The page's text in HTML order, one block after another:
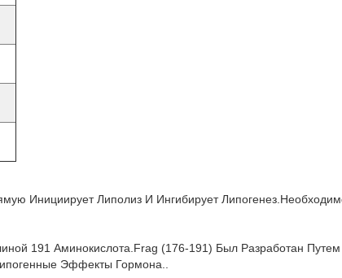
Инициирует Липолиз И Ингибирует
191 Аминокислота.Frag (176-191) Был Разработан
Эффекты Гормона..